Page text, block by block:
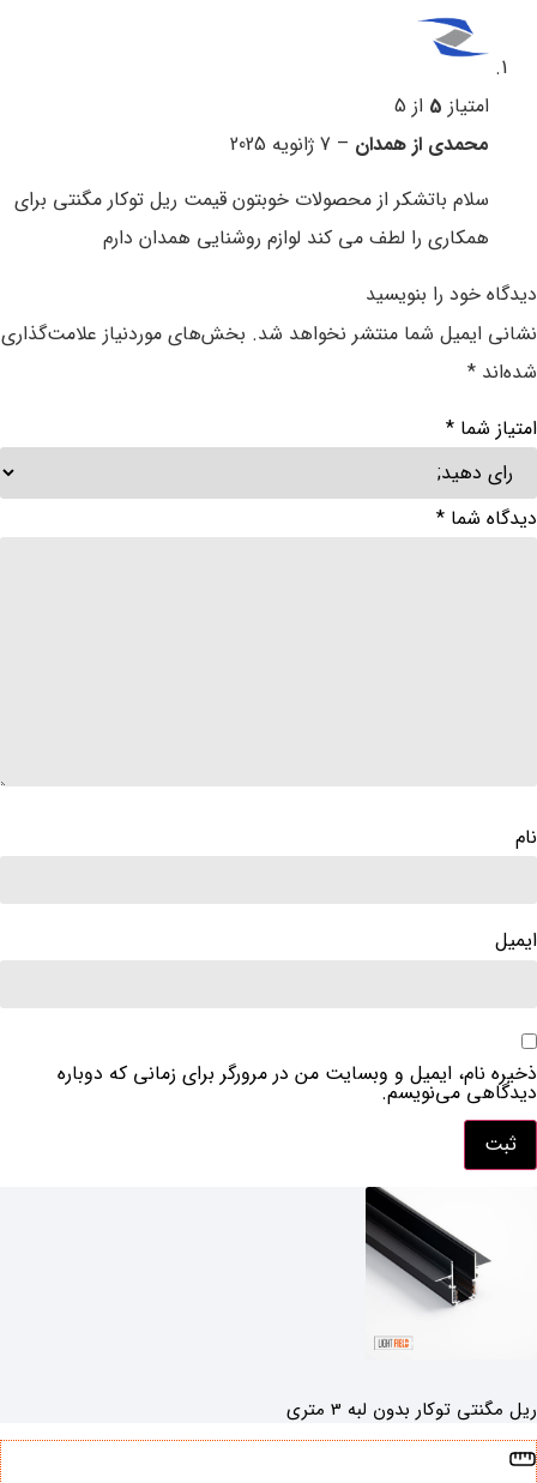
امتیاز 5 از 5
محمدی از همدان – 7 ژانویه 2025
سلام باتشکر از محصولات خوبتون قیمت ریل توکار مگنتی برای
همکاری را لطف می کند لوازم روشنایی همدان دارم
دیدگاه خود را بنویسید
نشانی ایمیل شما منتشر نخواهد شد. بخش‌های موردنیاز علامت‌گذاری
شده‌اند *
امتیاز شما *
دیدگاه شما *
نام
ایمیل
ذخیره نام، ایمیل و وبسایت من در مرورگر برای زمانی که دوباره
دیدگاهی می‌نویسم.
ریل مگنتی توکار بدون لبه 3 متری